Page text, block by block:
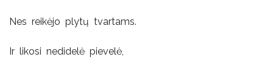
Nes reikėjo plytų tvartams.
Ir likosi nedidelė pievelė,